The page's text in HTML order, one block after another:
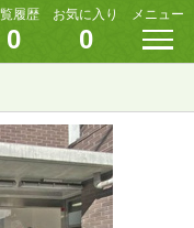
履歴
0
お気に入り
0
メニュー